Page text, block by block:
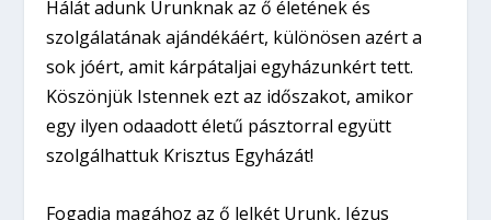
Hálát adunk Urunknak az ő életének és
szolgálatának ajándékáért, különösen azért a
sok jóért, amit kárpátaljai egyházunkért tett.
Köszönjük Istennek ezt az időszakot, amikor
egy ilyen odaadott életű pásztorral együtt
szolgálhattuk Krisztus Egyházát!
Fogadja magához az ő lelkét Urunk, Jézus